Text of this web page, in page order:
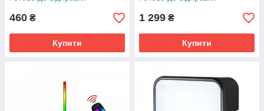
460 ₴
Купити
1 299 ₴
Купити